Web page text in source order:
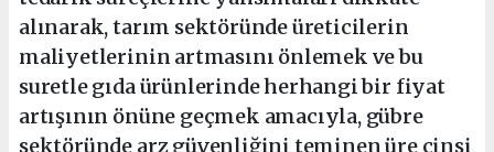
alınarak, tarım sektöründe üreticilerin
maliyetlerinin artmasını önlemek ve bu
suretle gıda ürünlerinde herhangi bir fiyat
artışının önüne geçmek amacıyla, gübre
sektöründe arz güvenliğini teminen üre cinsi